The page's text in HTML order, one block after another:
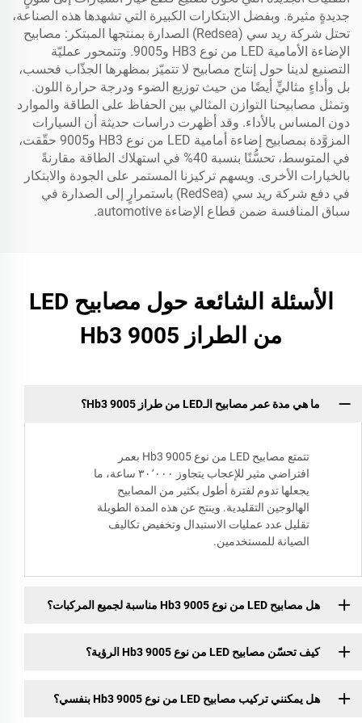
جديدةٍ مثيرة. وبفضل الابتكارات الكبيرة التي تشهدها هذه الصناعة،
تحتل شركة ريد سي (Redsea) الصدارة بمنتجها المبتكر: مصابيح
الإضاءة الأمامية LED من نوع HB3 و9005. وتتمحور عمليّة
التصنيع لدينا حول إنتاج مصابيح لا تتميّز بمظهرها الجذّاب فحسب،
بل وأداءٍ مثاليٍّ أيضًا من حيث توزيع الضوء ودرجة حرارة اللون.
وتمثل مصابيحنا التوازن المثالي بين الحفاظ على الطاقة والموارد
دون المساس بالأداء. وقد أظهرت دراسات حديثة أن السيارات
المزوَّدة بمصابيح إضاءة أمامية LED من نوع HB3 و9005 حقّقت،
في المتوسط، تحسُّنًا بنسبة 40% في استهلاك الطاقة مقارنةً
بالخيارات الأخرى. ويسهم تركيزنا المستمر على الجودة والابتكار
في دفع شركة ريد سي (RedSea) باستمرارٍ إلى الصدارة في
سباق المنافسة ضمن قطاع الإضاءة automotive.
الأسئلة الشائعة حول مصابيح LED
من الطراز Hb3 9005
ما هي مدة عمر مصابيح الـLED من طراز Hb3 9005؟
تتمتع مصابيح LED من نوع Hb3 9005 بعمر
افتراضي مثير للإعجاب يتجاوز ٣٠٬٠٠٠ ساعة، ما
يجعلها تدوم لفترة أطول بكثير من المصابيح
الهالوجين التقليدية. وينتج عن هذه المدة الطويلة
تقليل عدد عمليات الاستبدال وتخفيض تكاليف
الصيانة للمستخدمين.
هل مصابيح LED من نوع Hb3 9005 مناسبة لجميع المركبات؟
كيف تحسّن مصابيح LED من نوع Hb3 9005 الرؤية؟
هل يمكنني تركيب مصابيح LED من نوع Hb3 9005 بنفسي؟